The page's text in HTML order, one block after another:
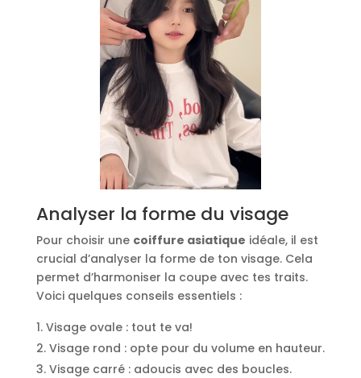
Analyser la forme du visage
Pour choisir une coiffure asiatique idéale, il est
crucial d’analyser la forme de ton visage. Cela
permet d’harmoniser la coupe avec tes traits.
Voici quelques conseils essentiels :
Visage ovale : tout te va!
Visage rond : opte pour du volume en hauteur.
Visage carré : adoucis avec des boucles.